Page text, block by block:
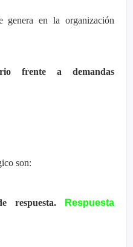
genera en la organización
frente a demandas
son:
respuesta.
Respuesta